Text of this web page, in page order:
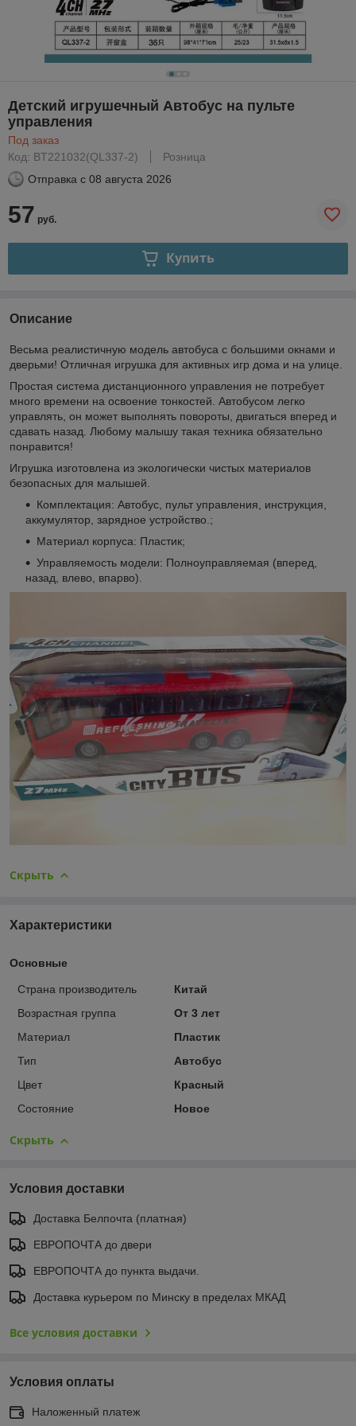
Детский игрушечный Автобус на пульте
управления
Под заказ
Код: BT221032(QL337-2)
Розница
Отправка с 08 августа 2026
57 руб.
Купить
Описание
Весьма реалистичную модель автобуса с большими окнами и
дверьми! Отличная игрушка для активных игр дома и на улице.
Простая система дистанционного управления не потребует
много времени на освоение тонкостей. Автобусом легко
управлять, он может выполнять повороты, двигаться вперед и
сдавать назад. Любому малышу такая техника обязательно
понравится!
Игрушка изготовлена из экологически чистых материалов
безопасных для малышей.
Комплектация: Автобус, пульт управления, инструкция,
аккумулятор, зарядное устройство.;
Материал корпуса: Пластик;
Управляемость модели: Полноуправляемая (вперед,
назад, влево, впарво).
Скрыть
Характеристики
Основные
Страна производитель
Китай
Возрастная группа
От 3 лет
Материал
Пластик
Тип
Автобус
Цвет
Красный
Состояние
Новое
Скрыть
Условия доставки
Доставка Белпочта (платная)
ЕВРОПОЧТА до двери
ЕВРОПОЧТА до пункта выдачи.
Доставка курьером по Минску в пределах МКАД
Все условия доставки
Условия оплаты
Наложенный платеж